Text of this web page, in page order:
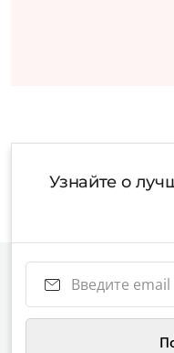
Узнайте о